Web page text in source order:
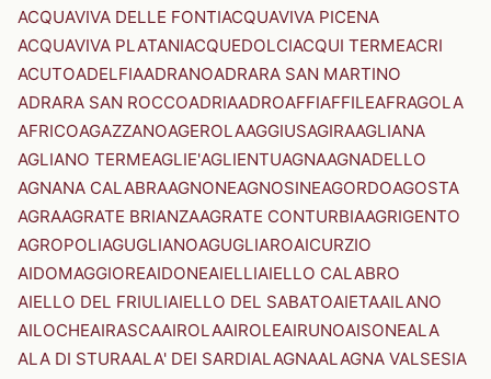
ACQUAVIVA DELLE FONTIACQUAVIVA PICENA
ACQUAVIVA PLATANIACQUEDOLCIACQUI TERMEACRI
ACUTOADELFIAADRANOADRARA SAN MARTINO
ADRARA SAN ROCCOADRIAADROAFFIAFFILEAFRAGOLA
AFRICOAGAZZANOAGEROLAAGGIUSAGIRAAGLIANA
AGLIANO TERMEAGLIE'AGLIENTUAGNAAGNADELLO
AGNANA CALABRAAGNONEAGNOSINEAGORDOAGOSTA
AGRAAGRATE BRIANZAAGRATE CONTURBIAAGRIGENTO
AGROPOLIAGUGLIANOAGUGLIAROAICURZIO
AIDOMAGGIOREAIDONEAIELLIAIELLO CALABRO
AIELLO DEL FRIULIAIELLO DEL SABATOAIETAAILANO
AILOCHEAIRASCAAIROLAAIROLEAIRUNOAISONEALA
ALA DI STURAALA' DEI SARDIALAGNAALAGNA VALSESIA